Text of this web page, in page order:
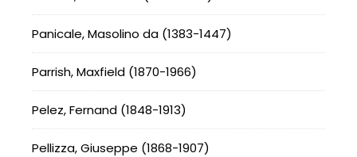
Panicale, Masolino da (1383-1447)
Parrish, Maxfield (1870-1966)
Pelez, Fernand (1848-1913)
Pellizza, Giuseppe (1868-1907)